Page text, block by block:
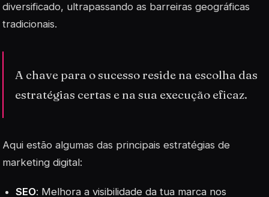
diversificado, ultrapassando as barreiras geográficas
tradicionais.
A chave para o sucesso reside na escolha das
estratégias certas e na sua execução eficaz.
Aqui estão algumas das principais estratégias de
marketing digital:
SEO: Melhora a visibilidade da tua marca nos